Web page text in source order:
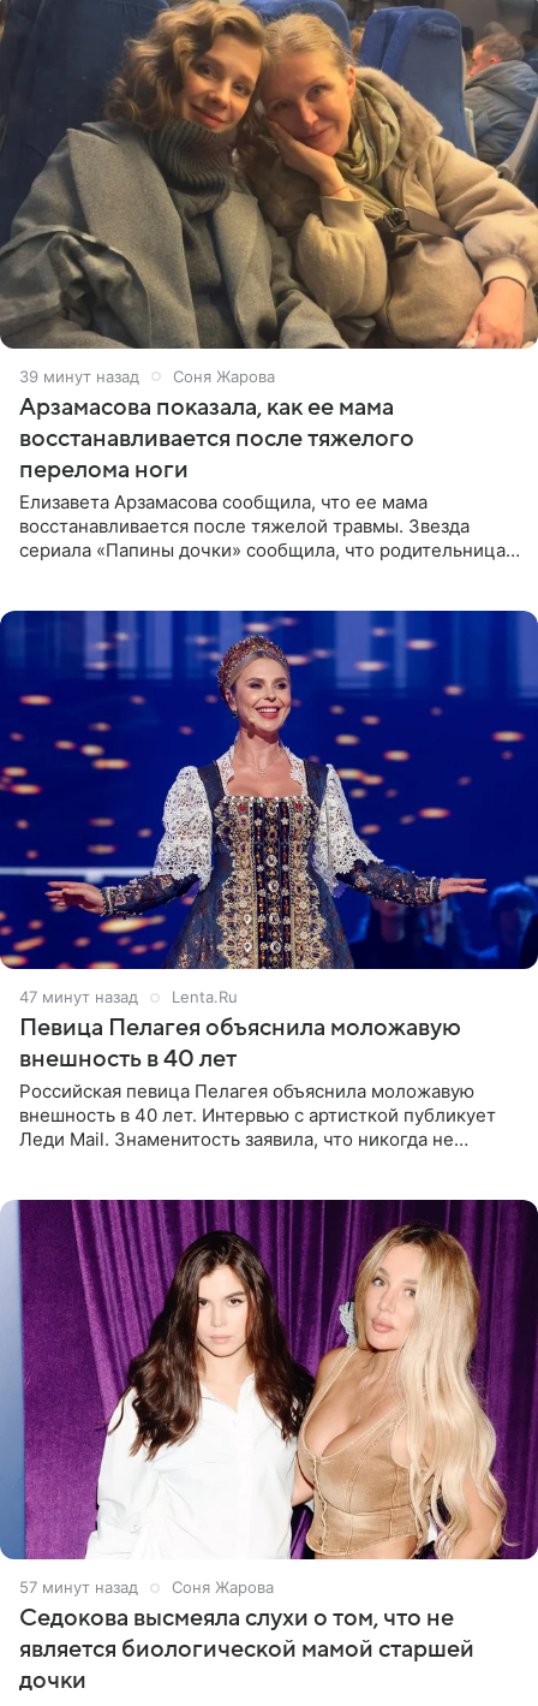
39 минут назад Соня Жарова
Арзамасова показала, как ее мама
восстанавливается после тяжелого
перелома ноги
Елизавета Арзамасова сообщила, что ее мама
восстанавливается после тяжелой травмы. Звезда
сериала «Папины дочки» сообщила, что родительница
47 минут назад Lenta.Ru
Певица Пелагея объяснила моложавую
внешность в 40 лет
Российская певица Пелагея объяснила моложавую
внешность в 40 лет. Интервью с артисткой публикует
Леди Mail. Знаменитость заявила, что никогда не
57 минут назад Соня Жарова
Седокова высмеяла слухи о том, что не
является биологической мамой старшей
дочки